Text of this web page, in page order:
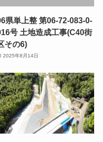
県単上整 第06-72-083-0-
号 土地造成工事(C40街
その6)
2025年8月14日